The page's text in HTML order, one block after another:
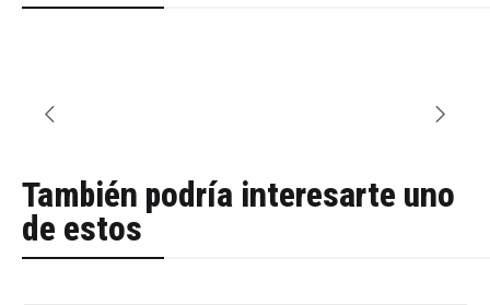
También podría interesarte uno
de estos